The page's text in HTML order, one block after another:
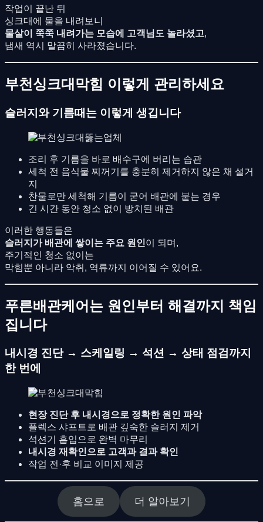
작업이 끝난 뒤
싱크대에 물을 내려보니
물살이 쭉쭉 내려가는 모습에 고객님도 놀라셨고,
냄새 역시 말끔히 사라졌습니다.
부천싱크대막힘 이렇게 관리하세요
슬러지와 기름때는 이렇게 생깁니다
조리 후 기름을 바로 배수구에 버리는 습관
세척 전 음식물 찌꺼기를 충분히 제거하지 않은 채 설거
지
찬물로만 세척해 기름이 굳어 배관에 붙는 경우
긴 시간 동안 청소 없이 방치된 배관
이러한 행동들은
슬러지가 배관에 쌓이는 주요 원인이 되며,
주기적인 청소 없이는
막힘뿐 아니라 악취, 역류까지 이어질 수 있어요.
푸른배관케어는 원인부터 해결까지 책임
집니다
내시경 진단 → 스케일링 → 석션 → 상태 점검까지
한 번에
현장 진단 후 내시경으로 정확한 원인 파악
플렉스 샤프트로 배관 깊숙한 슬러지 제거
석션기 흡입으로 완벽 마무리
내시경 재확인으로 고객과 결과 확인
작업 전·후 비교 이미지 제공
홈으로 더 알아보기